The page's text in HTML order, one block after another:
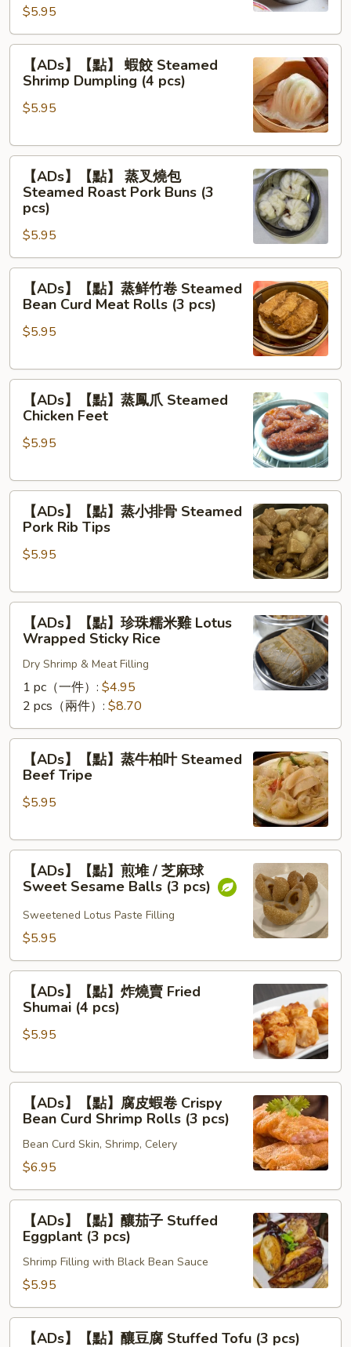
pcs)
Shumai
pcs)
$5.95
【ADs】
【點】
Shrimp
Dumpling
pcs)
【ADs】【點】 蝦餃 Steamed
Shrimp Dumpling (4 pcs)
$5.95
【ADs】
【點】
包
Steamed
Roast
Buns
pcs)
【ADs】【點】 蒸叉燒包
Steamed Roast Pork Buns (3
pcs)
$5.95
【ADs】
【點】
卷
Steamed
Bean
Meat
(3
pcs)
【ADs】【點】蒸鲜竹卷 Steamed
Bean Curd Meat Rolls (3 pcs)
$5.95
【ADs】
【點】
Steamed
Chicken
Feet
【ADs】【點】蒸鳳爪 Steamed
Chicken Feet
$5.95
【ADs】
【點】
骨
Steamed
Pork
Tips
【ADs】【點】蒸小排骨 Steamed
Pork Rib Tips
$5.95
【ADs】
【點】
雞
Lotus
Wrapped
Sticky
Rice
【ADs】【點】珍珠糯米雞 Lotus
Wrapped Sticky Rice
Dry Shrimp & Meat Filling
1 pc（一件）: $4.95
2 pcs（兩件）: $8.70
【ADs】
【點】
叶
Steamed
Beef
【ADs】【點】蒸牛柏叶 Steamed
Beef Tripe
$5.95
【ADs】
【點】
麻
Sweet
Sesame
(3
pcs)
【ADs】【點】煎堆 / 芝麻球
Sweet Sesame Balls (3 pcs)
Sweetened Lotus Paste Filling
$5.95
【ADs】
【點】
Fried
Shumai
【ADs】【點】炸燒賣 Fried
Shumai (4 pcs)
$5.95
【ADs】
【點】
卷
Crispy
Bean
Curd
Shrimp
Rolls
pcs)
【ADs】【點】腐皮蝦卷 Crispy
Bean Curd Shrimp Rolls (3 pcs)
Bean Curd Skin, Shrimp, Celery
$6.95
【ADs】
【點】
Stuffed
Eggplant
【ADs】【點】釀茄子 Stuffed
Eggplant (3 pcs)
Shrimp Filling with Black Bean Sauce
$5.95
【ADs】
【ADs】【點】釀豆腐 Stuffed Tofu (3 pcs)